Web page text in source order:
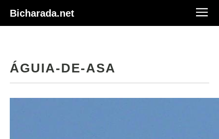
Bicharada.net
ÁGUIA-DE-ASA